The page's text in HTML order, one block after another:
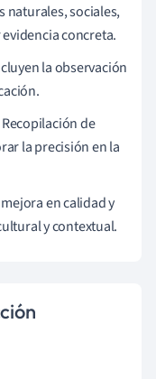
naturales, sociales,
concreta.
la observación
Recopilación de
la precisión en la
en calidad y
y contextual.